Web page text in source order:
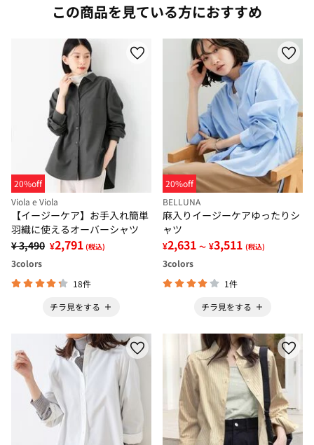
この商品を見ている方におすすめ
20%off
Viola e Viola
【イージーケア】お手入れ簡単
羽織に使えるオーバーシャツ
¥ 3,490 ¥2,791 (税込)
3colors
18件
チラ見をする
20%off
BELLUNA
麻入りイージーケアゆったりシ
ャツ
¥2,631 ～ ¥3,511 (税込)
3colors
1件
チラ見をする